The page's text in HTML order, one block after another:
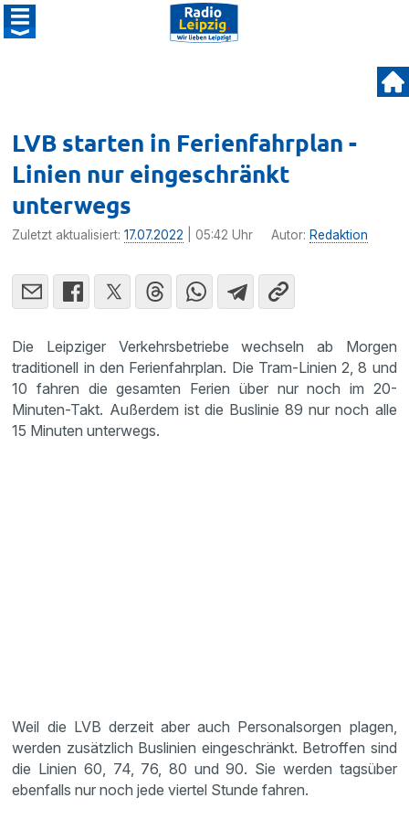
LVB starten in Ferienfahrplan -
Linien nur eingeschränkt
unterwegs
Zuletzt aktualisiert:17.07.2022 | 05:42 Uhr Autor: Redaktion
Die Leipziger Verkehrsbetriebe wechseln ab Morgen
traditionell in den Ferienfahrplan. Die Tram-Linien 2, 8 und
10 fahren die gesamten Ferien über nur noch im 20-
Minuten-Takt. Außerdem ist die Buslinie 89 nur noch alle
15 Minuten unterwegs.
Weil die LVB derzeit aber auch Personalsorgen plagen,
werden zusätzlich Buslinien eingeschränkt. Betroffen sind
die Linien 60, 74, 76, 80 und 90. Sie werden tagsüber
ebenfalls nur noch jede viertel Stunde fahren.